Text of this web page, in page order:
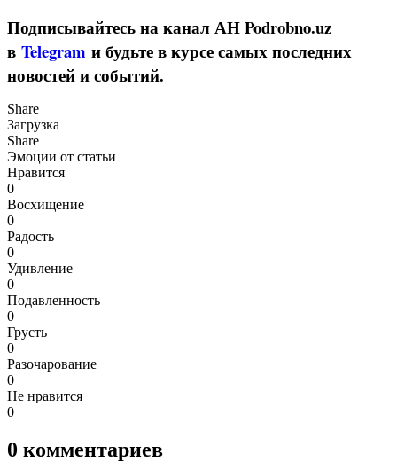
Подписывайтесь на канал АН Podrobno.uz
в Telegram и будьте в курсе самых последних
новостей и событий.
Share
Загрузка
Share
Эмоции от статьи
Нравится
0
Восхищение
0
Радость
0
Удивление
0
Подавленность
0
Грусть
0
Разочарование
0
Не нравится
0
0 комментариев